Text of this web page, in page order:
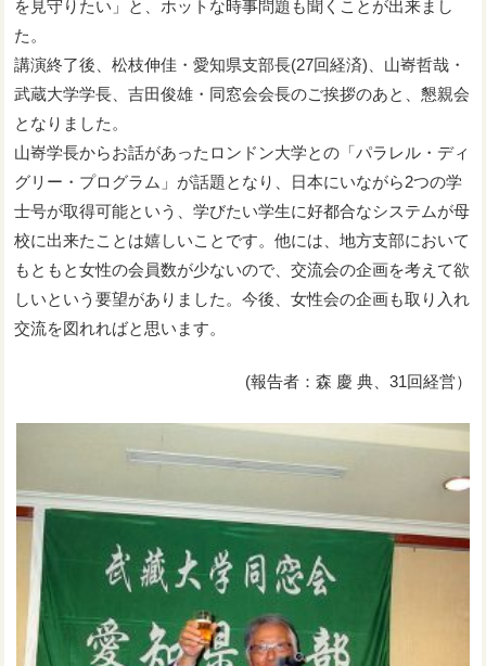
を見守りたい」と、ホットな時事問題も聞くことが出来まし
た。
講演終了後、松枝伸佳・愛知県支部長(27回経済)、山㟢哲哉・
武蔵大学学長、吉田俊雄・同窓会会長のご挨拶のあと、懇親会
となりました。
山㟢学長からお話があったロンドン大学との「パラレル・ディ
グリー・プログラム」が話題となり、日本にいながら2つの学
士号が取得可能という、学びたい学生に好都合なシステムが母
校に出来たことは嬉しいことです。他には、地方支部において
もともと女性の会員数が少ないので、交流会の企画を考えて欲
しいという要望がありました。今後、女性会の企画も取り入れ
交流を図れればと思います。
(報告者：森 慶 典、31回経営）